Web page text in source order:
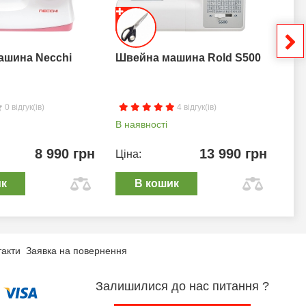
Necchi
0 відгук(ів)
8 990 грн
Швейна машина Rold S500
4 відгук(ів)
В наявності
Ціна: 13 990 грн
В кошик
Заявка на повернення
Залишилися до нас питання ?